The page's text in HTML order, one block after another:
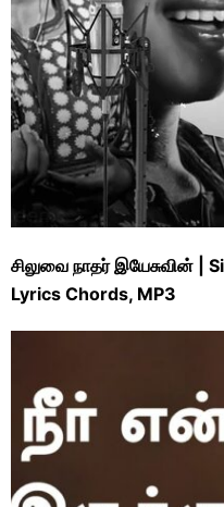
சிலுவை நாதர் இயேசுவின் |
Lyrics Chords, MP3